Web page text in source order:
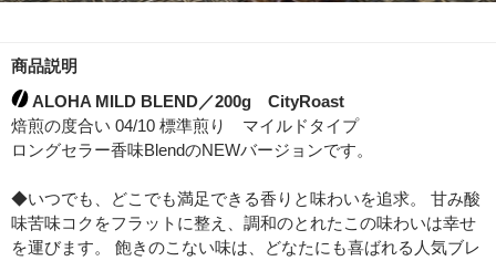
商品説明
ALOHA MILD BLEND／200g CityRoast
焙煎の度合い 04/10 標準煎り マイルドタイプ
ロングセラー香味BlendのNEWバージョンです。
◆いつでも、どこでも満足できる香りと味わいを追求。 甘み酸
味苦味コクをフラットに整え、調和のとれたこの味わいは幸せ
を運びます。 飽きのこない味は、どなたにも喜ばれる人気ブレ